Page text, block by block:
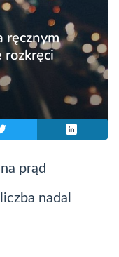
ręcznym
rozkręci
prąd
nadal